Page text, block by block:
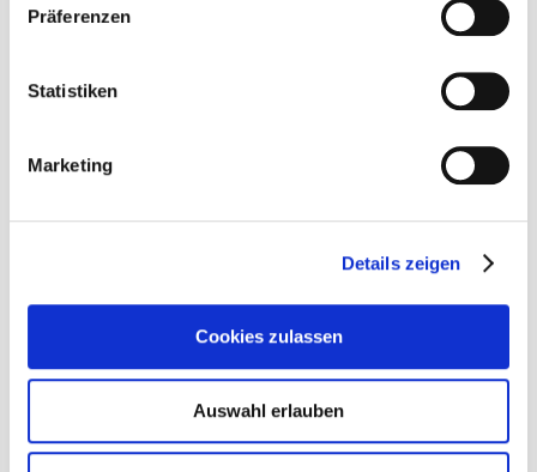
Präferenzen
Statistiken
Marketing
Details zeigen
Cookies zulassen
Auswahl erlauben
• VIELSEITIGE BESCHÄFTIGUNGEN
• EIGENE WÄSCHEREI
Werde Teil unseres Teams. Wir bieten auch